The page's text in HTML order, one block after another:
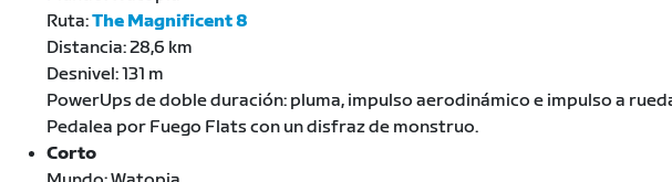
Ruta:The Magnificent 8
Distancia: 28,6 km
Desnivel: 131 m
PowerUps de doble duración: pluma, impulso aerodinámico e impulso a
Pedalea por Fuego Flats con un disfraz de monstruo.
Corto